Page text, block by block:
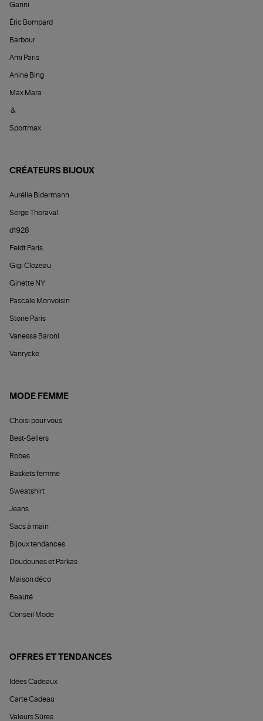
Ganni
Éric Bompard
Barbour
Ami Paris
Anine Bing
Max Mara
&
Sportmax
CRÉATEURS BIJOUX
Aurélie Bidermann
Serge Thoraval
d1928
Feidt Paris
Gigi Clozeau
Ginette NY
Pascale Monvoisin
Stone Paris
Vanessa Baroni
Vanrycke
MODE FEMME
Choisi pour vous
Best-Sellers
Robes
Baskets femme
Sweatshirt
Jeans
Sacs à main
Bijoux tendances
Doudounes et Parkas
Maison déco
Beauté
Conseil Mode
OFFRES ET TENDANCES
Idées Cadeaux
Carte Cadeau
Valeurs Sûres